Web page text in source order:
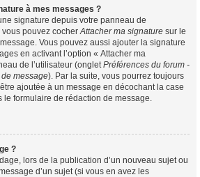
à mes messages ?
signature depuis votre panneau de
vous pouvez cocherAttacher ma signature sur le
Vous pouvez aussi ajouter la signature
en activant l’option « Attacher ma
de l’utilisateur (ongletPréférences du forum -
message). Par la suite, vous pourrez toujours
ajoutée à un message en décochant la case
le formulaire de rédaction de message.
?
lors de la publication d’un nouveau sujet ou
d’un sujet (si vous en avez les